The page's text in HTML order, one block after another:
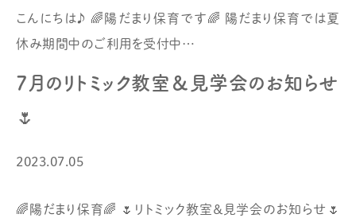
こんにちは♪ 🌈陽だまり保育です🌈 陽だまり保育では夏
休み期間中のご利用を受付中…
7月のリトミック教室＆見学会のお知らせ
🌷
2023.07.05
🌈陽だまり保育🌈 🌷リトミック教室＆見学会のお知らせ🌷